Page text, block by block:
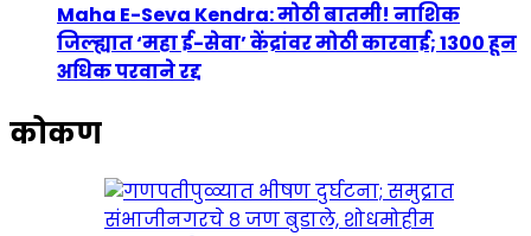
Maha E-Seva Kendra: मोठी बातमी! नाशिक
जिल्ह्यात ‘महा ई-सेवा’ केंद्रांवर मोठी कारवाई; 1300 हून
अधिक परवाने रद्द
कोकण